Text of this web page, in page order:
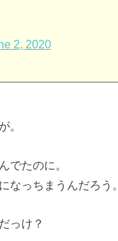
2, 2020
。
でたのに。
なっちまうんだろう。
っけ？